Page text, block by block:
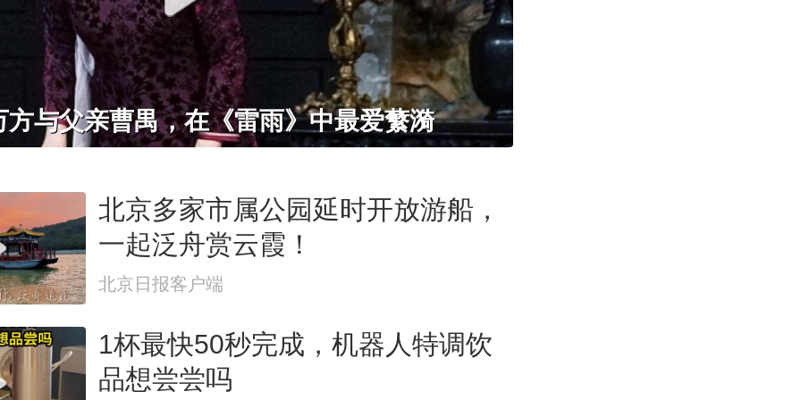
方与父亲曹禺，在《雷雨》中最爱蘩漪
北京多家市属公园延时开放游船，
一起泛舟赏云霞！
北京日报客户端
1杯最快50秒完成，机器人特调饮
品想尝尝吗